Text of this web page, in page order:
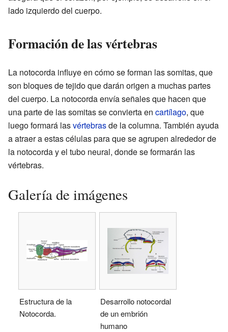
lado izquierdo del cuerpo.
Formación de las vértebras
La notocorda influye en cómo se forman las somitas, que
son bloques de tejido que darán origen a muchas partes
del cuerpo. La notocorda envía señales que hacen que
una parte de las somitas se convierta en cartílago, que
luego formará lasvértebrasde la columna. También ayuda
a atraer a estas células para que se agrupen alrededor de
la notocorda y el tubo neural, donde se formarán las
vértebras.
Galería de imágenes
Estructura de la
Notocorda.
Desarrollo notocordal
de un embrión
humano